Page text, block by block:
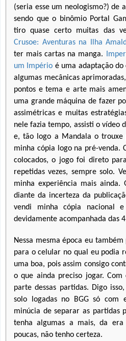
(seria esse um neologismo?) de
sendo que o binômio Portal
tiro quase certo muitas das
Crusoe: Aventuras na Ilha
ter mais cartas na manga.
um Império é uma adaptação do
algumas mecânicas
pontos e tema e arte mais
uma grande máquina de fazer
assimétricas e muitas
nele fazia tempo, assisti o vídeo
e, tão logo a Mandala o trouxe
minha cópia logo na pré-venda.
colocados, o jogo foi direto
repetidas vezes, sempre solo.
minha experiência mais ainda.
diante da incerteza da
vendi minha cópia nacional
devidamente acompanhada das
Nessa mesma época eu
para o celular no qual eu podia
uma boa, pois assim consigo
o que ainda preciso jogar.
parte dessas partidas. Digo
solo logadas no BGG só com
minúcia de separar as partidas
tenha algumas a mais, da
poucas, não tenho certeza.